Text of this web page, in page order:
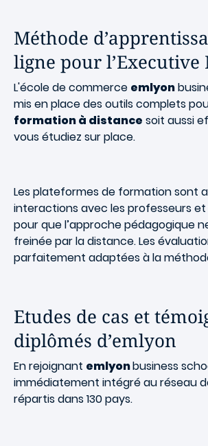
Méthode
ligne pour l’Executive
L'école de commerce emlyon
mis en place des outils complets
formation à distance soit aussi
vous étudiez sur place.
Les plateformes de formation sont
interactions avec les professeurs
pour que l’approche pédagogique
freinée par la distance. Les
parfaitement adaptées à la
Etudes de cas et
diplômés d’emlyon
En rejoignant emlyonbusiness
immédiatement intégré au réseau
répartis dans 130 pays.